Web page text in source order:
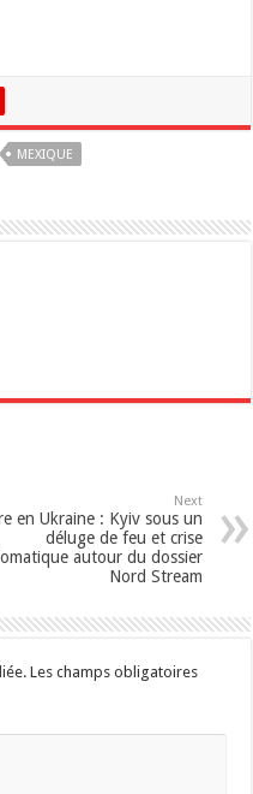
MEXIQUE
Next
en Ukraine : Kyiv sous un
déluge de feu et crise
autour du dossier
Nord Stream
Les champs obligatoires